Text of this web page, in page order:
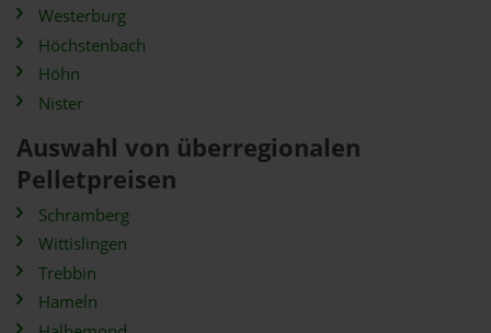
Westerburg
Höchstenbach
Höhn
Nister
Auswahl von überregionalen
Pelletpreisen
Schramberg
Wittislingen
Trebbin
Hameln